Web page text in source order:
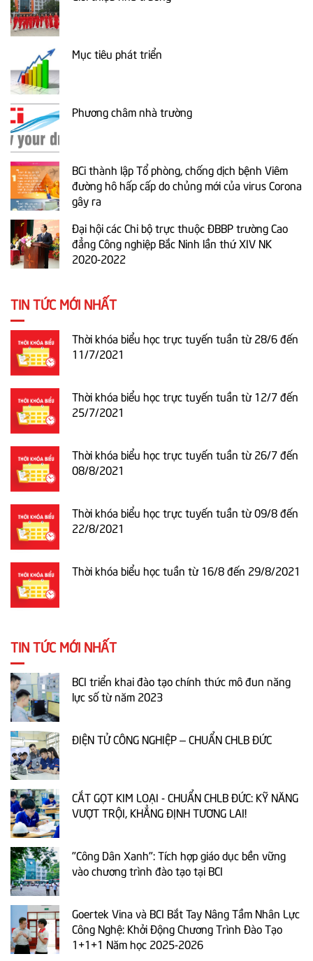
Mục tiêu phát triển
Phương châm nhà trường
BCi thành lập Tổ phòng, chống dịch bệnh Viêm
đường hô hấp cấp do chủng mới của virus Corona
gây ra
Đại hội các Chi bộ trực thuộc ĐBBP trường Cao
đẳng Công nghiệp Bắc Ninh lần thứ XIV NK
2020-2022
TIN TỨC MỚI NHẤT
Thời khóa biểu học trực tuyến tuần từ 28/6 đến
11/7/2021
Thời khóa biểu học trực tuyến tuần từ 12/7 đến
25/7/2021
Thời khóa biểu học trực tuyến tuần từ 26/7 đến
08/8/2021
Thời khóa biểu học trực tuyến tuần từ 09/8 đến
22/8/2021
Thời khóa biểu học tuần từ 16/8 đến 29/8/2021
TIN TỨC MỚI NHẤT
BCI triển khai đào tạo chính thức mô đun năng
lực số từ năm 2023
ĐIỆN TỬ CÔNG NGHIỆP – CHUẨN CHLB ĐỨC
CẮT GỌT KIM LOẠI - CHUẨN CHLB ĐỨC: KỸ NĂNG
VƯỢT TRỘI, KHẲNG ĐỊNH TƯƠNG LAI!
"Công Dân Xanh": Tích hợp giáo dục bền vững
vào chương trình đào tạo tại BCI
Goertek Vina và BCI Bắt Tay Nâng Tầm Nhân Lực
Công Nghệ: Khởi Động Chương Trình Đào Tạo
1+1+1 Năm học 2025-2026